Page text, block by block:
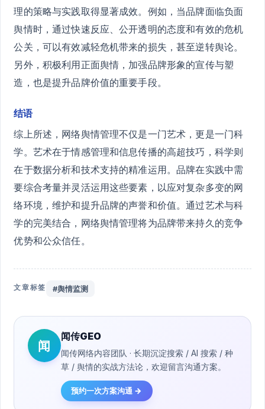
理的策略与实践取得显著成效。例如，当品牌面临负面
舆情时，通过快速反应、公开透明的态度和有效的危机
公关，可以有效减轻危机带来的损失，甚至逆转舆论。
另外，积极利用正面舆情，加强品牌形象的宣传与塑
造，也是提升品牌价值的重要手段。
结语
综上所述，网络舆情管理不仅是一门艺术，更是一门科
学。艺术在于情感管理和信息传播的高超技巧，科学则
在于数据分析和技术支持的精准运用。品牌在实践中需
要综合考量并灵活运用这些要素，以应对复杂多变的网
络环境，维护和提升品牌的声誉和价值。通过艺术与科
学的完美结合，网络舆情管理将为品牌带来持久的竞争
优势和公众信任。
文章标签 #舆情监测
闻
闻传GEO
闻传网络内容团队 · 长期沉淀搜索 / AI 搜索 / 种
草 / 舆情的实战方法论，欢迎留言沟通方案。
预约一次方案沟通 →